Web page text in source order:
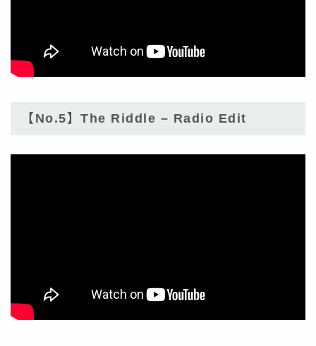
【No.5】The Riddle – Radio Edit